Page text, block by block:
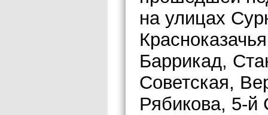
на улицах
Баррикад,
Советская,
Рябикова, 5-й